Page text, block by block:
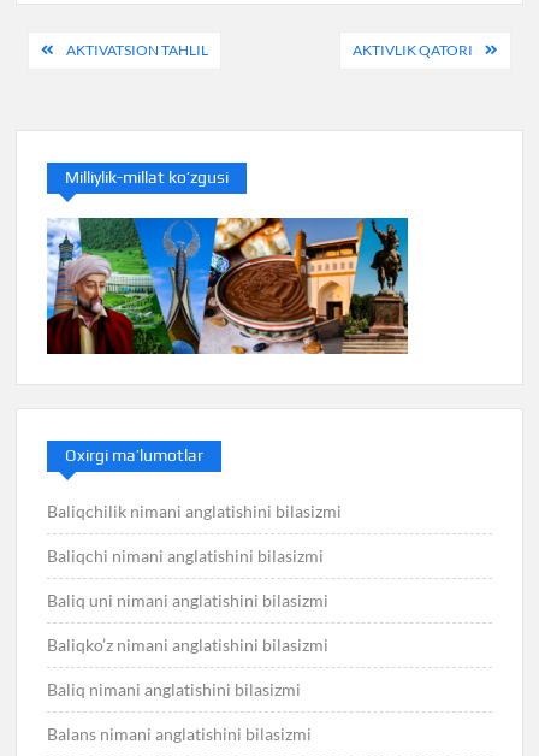
PostAKTIVATSION TAHLIL AKTIVLIK QATORI
Milliylik-millat ko’zgusi
Oxirgi ma’lumotlar
Baliqchilik nimani anglatishini bilasizmi
Baliqchi nimani anglatishini bilasizmi
Baliq uni nimani anglatishini bilasizmi
Baliqko’z nimani anglatishini bilasizmi
Baliq nimani anglatishini bilasizmi
Balans nimani anglatishini bilasizmi